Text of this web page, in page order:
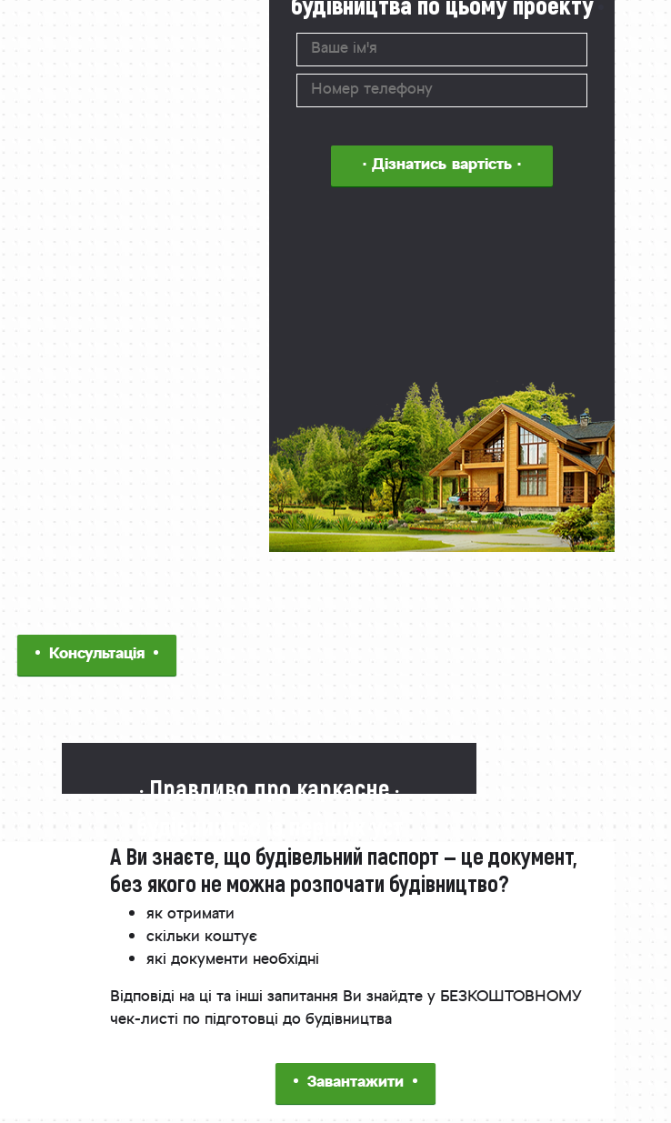
Консультація
· Правдиво про каркасне ·
А Ви знаєте, що будівельний паспорт — це документ,
без якого не можна розпочати будівництво?
як отримати
скільки коштує
які документи необхідні
Відповіді на ці та інші запитання Ви знайдте у БЕЗКОШТОВНОМУ
чек-листі по підготовці до будівництва
Завантажити